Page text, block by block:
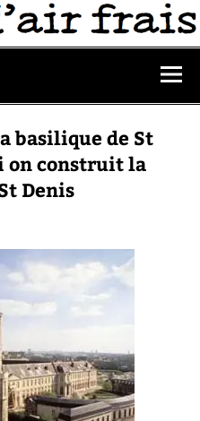
basilique de St
on construit la
Denis